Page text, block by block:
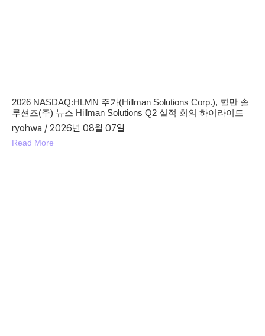
2026 NASDAQ:HLMN 주가(Hillman Solutions Corp.), 힐만 솔
루션즈(주) 뉴스 Hillman Solutions Q2 실적 회의 하이라이트
ryohwa 2026년 08월 07일
Read More